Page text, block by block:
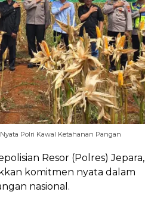
Polri Kawal Ketahanan Pangan
Resor (Polres) Jepara,
komitmen nyata dalam
nasional.